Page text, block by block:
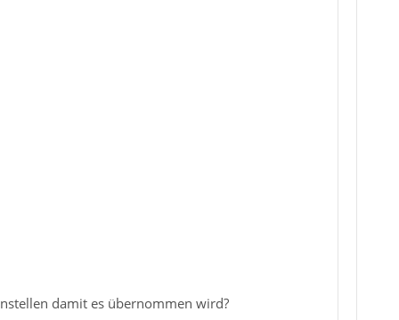
damit es übernommen wird?